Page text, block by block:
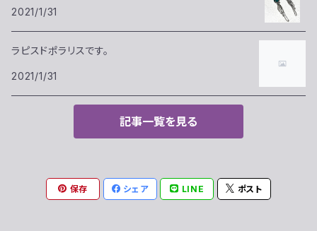
2021/1/31
ラピスドポラリスです。
2021/1/31
記事一覧を見る
保存 シェア LINE ポスト